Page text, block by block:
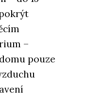
–
pouze